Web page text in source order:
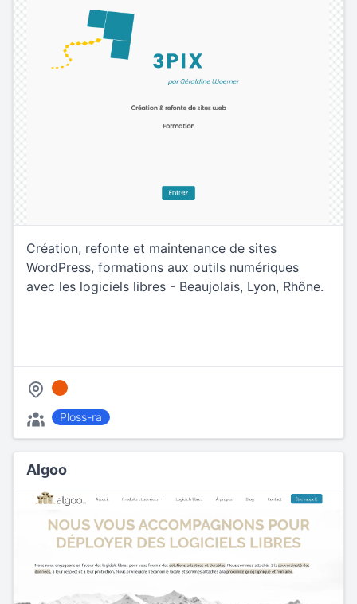
Création, refonte et maintenance de sites
WordPress, formations aux outils numériques
avec les logiciels libres - Beaujolais, Lyon, Rhône.
Ploss-ra
Algoo